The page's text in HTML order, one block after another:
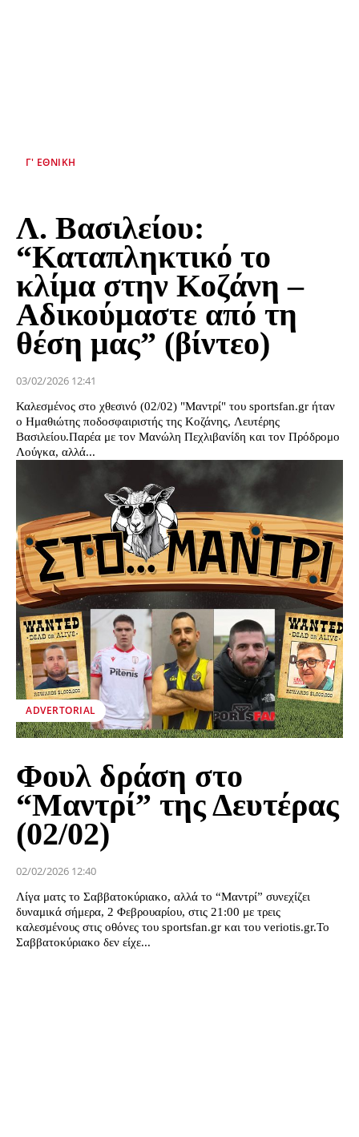
Γ' ΕΘΝΙΚΉ
Λ. Βασιλείου:
“Καταπληκτικό το
κλίμα στην Κοζάνη –
Αδικούμαστε από τη
θέση μας” (βίντεο)
03/02/2026 12:41
Καλεσμένος στο χθεσινό (02/02) "Μαντρί" του sportsfan.gr ήταν
ο Ημαθιώτης ποδοσφαιριστής της Κοζάνης, Λευτέρης
Βασιλείου.Παρέα με τον Μανώλη Πεχλιβανίδη και τον Πρόδρομο
Λούγκα, αλλά...
ADVERTORIAL
Φουλ δράση στο
“Μαντρί” της Δευτέρας
(02/02)
02/02/2026 12:40
Λίγα ματς το Σαββατοκύριακο, αλλά το “Μαντρί” συνεχίζει
δυναμικά σήμερα, 2 Φεβρουαρίου, στις 21:00 με τρεις
καλεσμένους στις οθόνες του sportsfan.gr και του veriotis.gr.Το
Σαββατοκύριακο δεν είχε...